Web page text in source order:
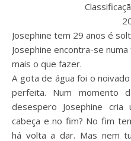
Josephine tem 29 anos é
Josephine encontra-se
mais o que fazer.
A gota de água foi o
perfeita. Num momento
desespero Josephine
cabeça e no fim? No fim
há volta a dar. Mas nem